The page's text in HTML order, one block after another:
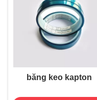
băng keo kapton